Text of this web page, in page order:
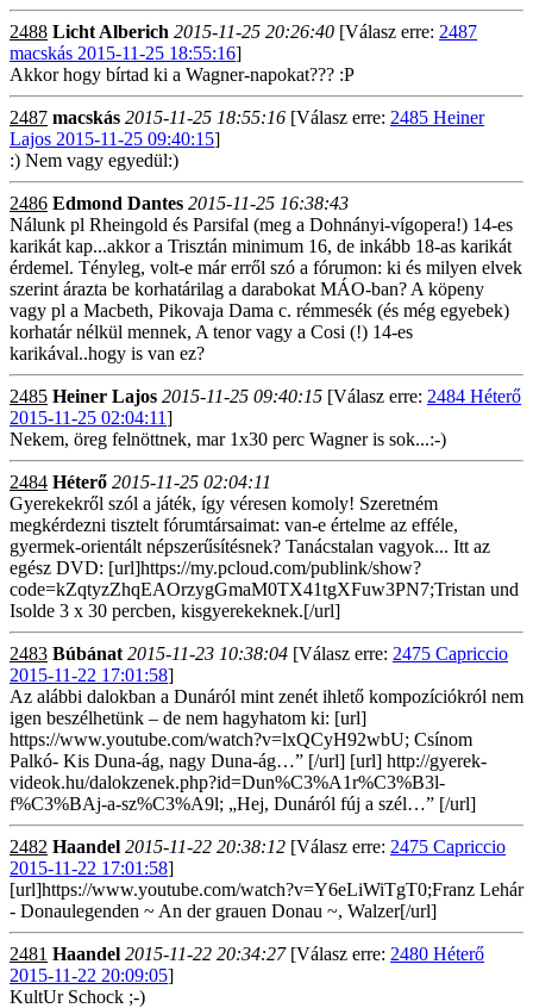
2488 Licht Alberich 2015-11-25 20:26:40 [Válasz erre: 2487
macskás 2015-11-25 18:55:16]
Akkor hogy bírtad ki a Wagner-napokat??? :P
2487 macskás 2015-11-25 18:55:16 [Válasz erre: 2485 Heiner
Lajos 2015-11-25 09:40:15]
:) Nem vagy egyedül:)
2486 Edmond Dantes 2015-11-25 16:38:43
Nálunk pl Rheingold és Parsifal (meg a Dohnányi-vígopera!) 14-es
karikát kap...akkor a Trisztán minimum 16, de inkább 18-as karikát
érdemel. Tényleg, volt-e már erről szó a fórumon: ki és milyen elvek
szerint árazta be korhatárilag a darabokat MÁO-ban? A köpeny
vagy pl a Macbeth, Pikovaja Dama c. rémmesék (és még egyebek)
korhatár nélkül mennek, A tenor vagy a Cosi (!) 14-es
karikával..hogy is van ez?
2485 Heiner Lajos 2015-11-25 09:40:15 [Válasz erre: 2484 Héterő
2015-11-25 02:04:11]
Nekem, öreg felnöttnek, mar 1x30 perc Wagner is sok...:-)
2484 Héterő 2015-11-25 02:04:11
Gyerekekről szól a játék, így véresen komoly! Szeretném
megkérdezni tisztelt fórumtársaimat: van-e értelme az efféle,
gyermek-orientált népszerűsítésnek? Tanácstalan vagyok... Itt az
egész DVD: [url]https://my.pcloud.com/publink/show?
code=kZqtyzZhqEAOrzygGmaM0TX41tgXFuw3PN7;Tristan und
Isolde 3 x 30 percben, kisgyerekeknek.[/url]
2483 Búbánat 2015-11-23 10:38:04 [Válasz erre: 2475 Capriccio
2015-11-22 17:01:58]
Az alábbi dalokban a Dunáról mint zenét ihlető kompozíciókról nem
igen beszélhetünk – de nem hagyhatom ki: [url]
https://www.youtube.com/watch?v=lxQCyH92wbU; Csínom
Palkó- Kis Duna-ág, nagy Duna-ág…” [/url] [url] http://gyerek-
videok.hu/dalokzenek.php?id=Dun%C3%A1r%C3%B3l-
f%C3%BAj-a-sz%C3%A9l; „Hej, Dunáról fúj a szél…” [/url]
2482 Haandel 2015-11-22 20:38:12 [Válasz erre: 2475 Capriccio
2015-11-22 17:01:58]
[url]https://www.youtube.com/watch?v=Y6eLiWiTgT0;Franz Lehár
- Donaulegenden ~ An der grauen Donau ~, Walzer[/url]
2481 Haandel 2015-11-22 20:34:27[Válasz erre: 2480 Héterő
2015-11-22 20:09:05]
KultUr Schock ;-)